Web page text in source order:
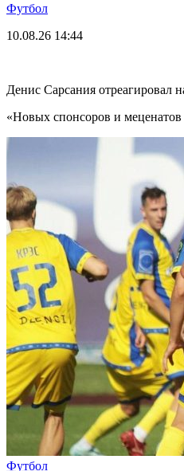
Футбол
10.08.26 14:44
Денис Сарсания отреагировал
«Новых спонсоров и меценатов
Футбол